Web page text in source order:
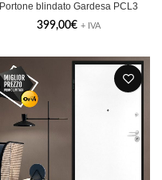
Portone blindato Gardesa PCL3
399,00€ + IVA